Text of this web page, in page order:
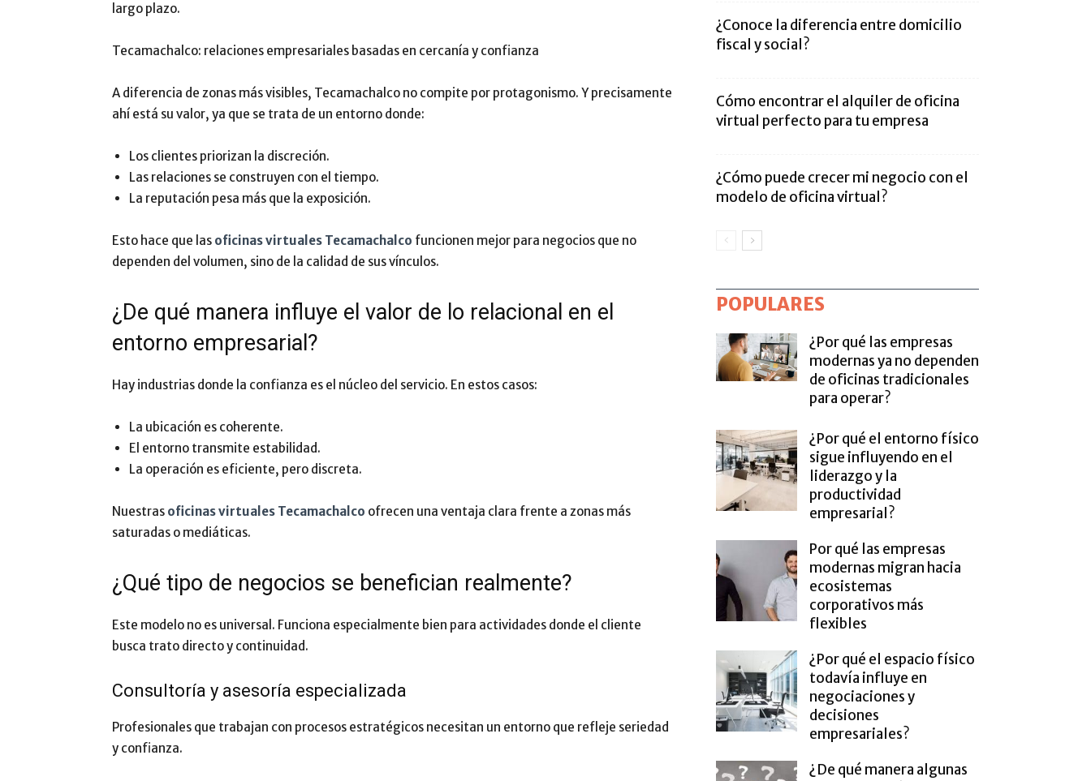
largo plazo.
Tecamachalco: relaciones empresariales basadas en cercanía y confianza
A diferencia de zonas más visibles, Tecamachalco no compite por protagonismo. Y precisamente
ahí está su valor, ya que se trata de un entorno donde:
Los clientes priorizan la discreción.
Las relaciones se construyen con el tiempo.
La reputación pesa más que la exposición.
Esto hace que las oficinas virtuales Tecamachalco funcionen mejor para negocios que no
dependen del volumen, sino de la calidad de sus vínculos.
¿De qué manera influye el valor de lo relacional en el
entorno empresarial?
Hay industrias donde la confianza es el núcleo del servicio. En estos casos:
La ubicación es coherente.
El entorno transmite estabilidad.
La operación es eficiente, pero discreta.
Nuestras oficinas virtuales Tecamachalco ofrecen una ventaja clara frente a zonas más
saturadas o mediáticas.
¿Qué tipo de negocios se benefician realmente?
Este modelo no es universal. Funciona especialmente bien para actividades donde el cliente
busca trato directo y continuidad.
Consultoría y asesoría especializada
Profesionales que trabajan con procesos estratégicos necesitan un entorno que refleje seriedad
y confianza.
¿Conoce la diferencia entre domicilio
fiscal y social?
Cómo encontrar el alquiler de oficina
virtual perfecto para tu empresa
¿Cómo puede crecer mi negocio con el
modelo de oficina virtual?
POPULARES
¿Por qué las empresas
modernas ya no dependen
de oficinas tradicionales
para operar?
¿Por qué el entorno físico
sigue influyendo en el
liderazgo y la
productividad
empresarial?
Por qué las empresas
modernas migran hacia
ecosistemas
corporativos más
flexibles
¿Por qué el espacio físico
todavía influye en
negociaciones y
decisiones
empresariales?
¿De qué manera algunas